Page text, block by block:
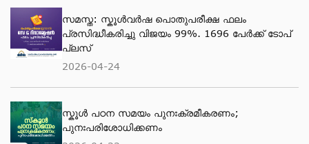
സമസ്ത: സ്കൂള്‍വര്‍ഷ പൊതുപരീക്ഷ ഫലം
പ്രസിദ്ധീകരിച്ചു വിജയം 99%. 1696 പേര്‍ക്ക് ടോപ്
പ്ലസ്
2026-04-24
സ്കൂള്‍ പഠന സമയം പുനഃക്രമീകരണം;
പുനഃപരിശോധിക്കണം